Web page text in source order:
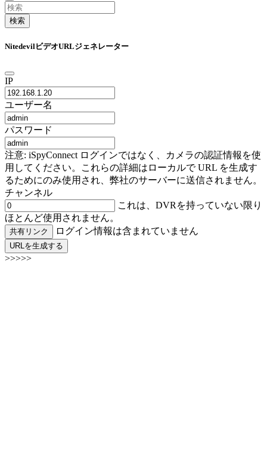
検索
NitedevilビデオURLジェネレーター
IP
ユーザー名
パスワード
注意: iSpyConnect ログインではなく、カメラの認証情報を使
用してください。これらの詳細はローカルで URL を生成す
るためにのみ使用され、弊社のサーバーに送信されません。
チャンネル
これは、DVRを持っていない限り
ほとんど使用されません。
共有リンク ログイン情報は含まれていません
URLを生成する
>>>>>